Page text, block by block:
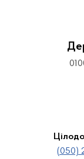
(050)